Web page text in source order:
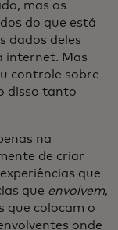
mas os
do que está
dados deles
internet. Mas
controle sobre
disso tanto
na
de criar
que
que envolvem,
que colocam o
onde